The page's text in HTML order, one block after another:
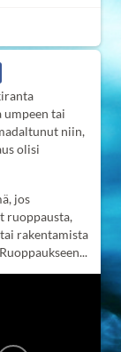
umpeen tai
niin,
olisi
jos
ruoppausta,
rakentamista